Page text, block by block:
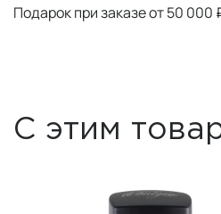
Подарок при заказе от 50 000
С этим